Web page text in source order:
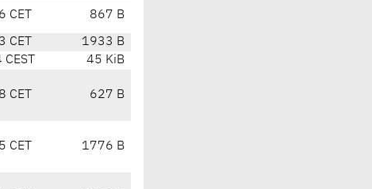
CET 867 B
CET
1933 B
45 KiB
CET 627 B
CET 1776 B